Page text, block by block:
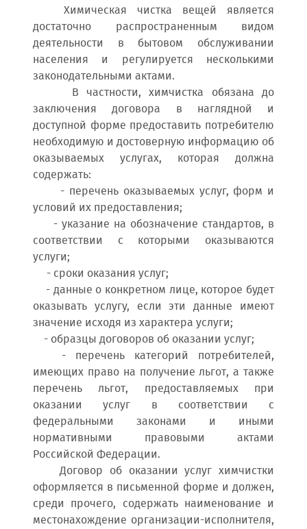
Химическая чистка вещей является
достаточно распространенным видом
деятельности в бытовом обслуживании
населения и регулируется несколькими
законодательными актами.
В частности, химчистка обязана до
заключения договора в наглядной и
доступной форме предоставить потребителю
необходимую и достоверную информацию об
оказываемых услугах, которая должна
содержать:
- перечень оказываемых услуг, форм и
условий их предоставления;
- указание на обозначение стандартов, в
соответствии с которыми оказываются
услуги;
- сроки оказания услуг;
- данные о конкретном лице, которое будет
оказывать услугу, если эти данные имеют
значение исходя из характера услуги;
- образцы договоров об оказании услуг;
- перечень категорий потребителей,
имеющих право на получение льгот, а также
перечень льгот, предоставляемых при
оказании услуг в соответствии с
федеральными законами и иными
нормативными правовыми актами
Российской Федерации.
Договор об оказании услуг химчистки
оформляется в письменной форме и должен,
среди прочего, содержать наименование и
местонахождение организации-исполнителя,